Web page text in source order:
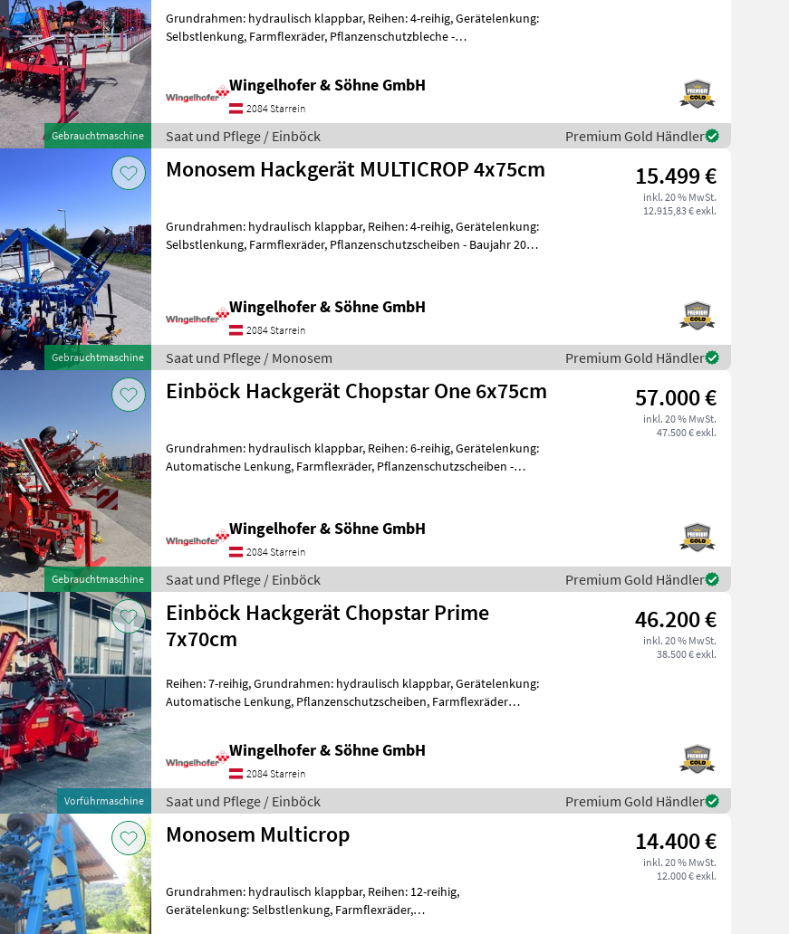
Gebrauchtmaschine
Grundrahmen: hydraulisch klappbar, Reihen: 4-reihig, Gerätelenkung:
Selbstlenkung, Farmflexräder, Pflanzenschutzbleche -
Wingelhofer & Söhne GmbH
2084 Starrein
Saat und Pflege / Einböck Premium Gold Händler
Gebrauchtmaschine
Monosem Hackgerät MULTICROP 4x75cm 15.499 €
inkl. 20 % MwSt.
12.915,83 € exkl.
Grundrahmen: hydraulisch klappbar, Reihen: 4-reihig, Gerätelenkung:
Selbstlenkung, Farmflexräder, Pflanzenschutzscheiben - Baujahr 2025
Wingelhofer & Söhne GmbH
2084 Starrein
Saat und Pflege / Monosem Premium Gold Händler
Gebrauchtmaschine
Einböck Hackgerät Chopstar One 6x75cm 57.000 €
inkl. 20 % MwSt.
47.500 € exkl.
Grundrahmen: hydraulisch klappbar, Reihen: 6-reihig, Gerätelenkung:
Automatische Lenkung, Farmflexräder, Pflanzenschutzscheiben -
Wingelhofer & Söhne GmbH
2084 Starrein
Saat und Pflege / Einböck Premium Gold Händler
Vorführmaschine
Einböck Hackgerät Chopstar Prime
7x70cm
46.200 €
inkl. 20 % MwSt.
38.500 € exkl.
Reihen: 7-reihig, Grundrahmen: hydraulisch klappbar, Gerätelenkung:
Automatische Lenkung, Pflanzenschutzscheiben, Farmflexräder
Wingelhofer & Söhne GmbH
2084 Starrein
Saat und Pflege / Einböck Premium Gold Händler
Monosem Multicrop 14.400 €
inkl. 20 % MwSt.
12.000 € exkl.
Grundrahmen: hydraulisch klappbar, Reihen: 12-reihig,
Gerätelenkung: Selbstlenkung, Farmflexräder,